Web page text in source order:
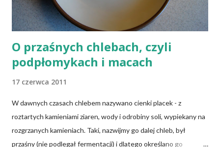
Inni, w tym np. osoby chorujące na cukrzycę, a także każ...
O przaśnych chlebach, czyli
podpłomykach i macach
17 czerwca 2011
W dawnych czasach chlebem nazywano cienki placek - z
roztartych kamieniami ziaren, wody i odrobiny soli, wypiekany na
rozgrzanych kamieniach. Taki, nazwijmy go dalej chleb, był
przaśny (nie podlegał fermentacji) i dlatego określano go